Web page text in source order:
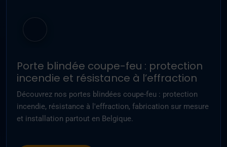
Porte blindée coupe-feu : protection
incendie et résistance à l’effraction
Découvrez nos portes blindées coupe-feu : protection
incendie, résistance à l'effraction, fabrication sur mesure
et installation partout en Belgique.